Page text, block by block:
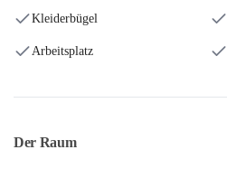
Kleiderbügel
Arbeitsplatz
Der Raum